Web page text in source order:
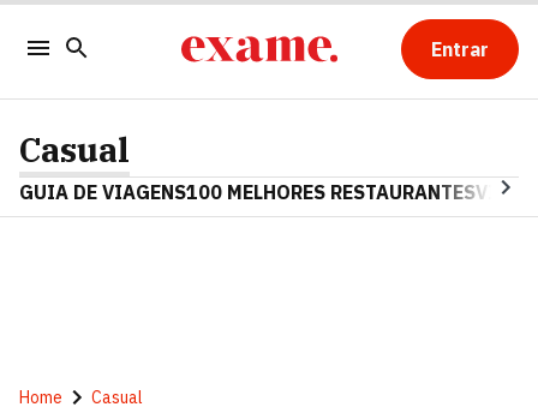
Entrar
Casual
GUIA DE VIAGENS100 MELHORES RESTAURANTES
Home Casual